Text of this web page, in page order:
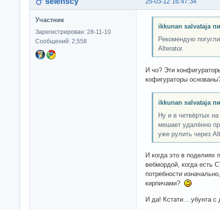
Участник
Зарегистрирован: 28-11-10
Сообщений: 2,558
ikkunan salvataja
Рекомендую
Alterator.
И чо? Эти
кофигураторы
ikkunan salvataja
Ну и в четвёртых
мешает удалённо
уже рулить через
И когда это в
вебмордой, когда
потребности
кирпичами?
И да! Кстати....убунта